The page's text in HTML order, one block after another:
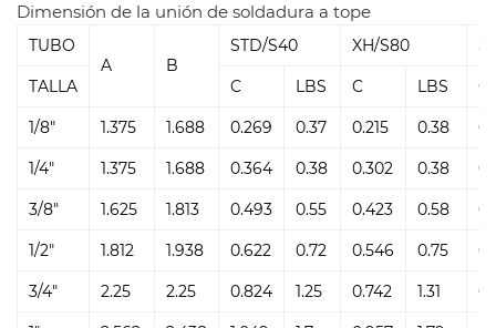
MOQ: a negociar.
Muestra: disponible
Precio: >> DESCARGUE la lista de precios más reciente de
Plazo de pago: T / T o L / C
Entrega: 7-30 días según la cantidad del pedido.
Dimensión de la unión de soldadura a tope
TUBO
A
B
STD/S40 XH/S80
TALLA
C LBS C LBS
C
1/8"
1.375 1.688 0.269 0.37 0.215 0.38
1/4"
1.375 1.688 0.364 0.38 0.302 0.38
3/8"
1.625 1.813 0.493 0.55 0.423 0.58
1/2"
1.812 1.938 0.622 0.72 0.546 0.75
3/4"
2.25 2.25 0.824 1.25 0.742 1.31